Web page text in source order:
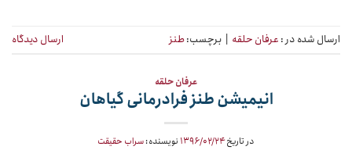
ارسال شده در : عرفان حلقه برچسب:طنز ارسال دیدگاه
عرفان حلقه
انیمیشن طنز فرادرمانی گیاهان
در تاریخ۱۳۹۶/۰۲/۲۴ نویسنده:سراب حقیقت